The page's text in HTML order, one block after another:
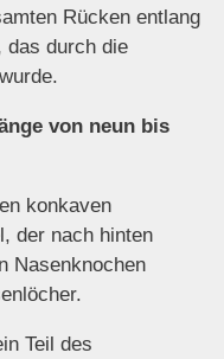
Rücken entlang
das durch die
von neun bis
konkaven
der nach hinten
Nasenknochen
Teil des